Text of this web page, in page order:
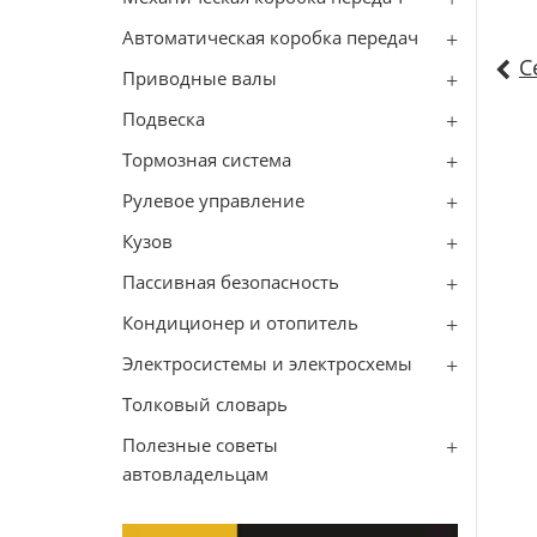
Автоматическая коробка передач
Приводные валы
Подвеска
Тормозная система
Рулевое управление
Кузов
Пассивная безопасность
Кондиционер и отопитель
Электросистемы и электросхемы
Толковый словарь
Полезные советы
автовладельцам